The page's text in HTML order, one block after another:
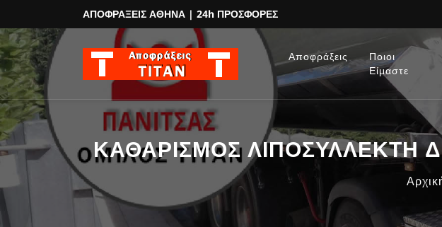
ΑΠΟΦΡΑΞΕΙΣ ΑΘΗΝΑ | 24h ΠΡΟΣΦΟΡΕΣ
Αποφράξεις
Ποιοι
Είμαστε
ΚΑΘΑΡΙΣΜΟΣ ΛΙΠΟΣΥΛΛΕΚΤΗ